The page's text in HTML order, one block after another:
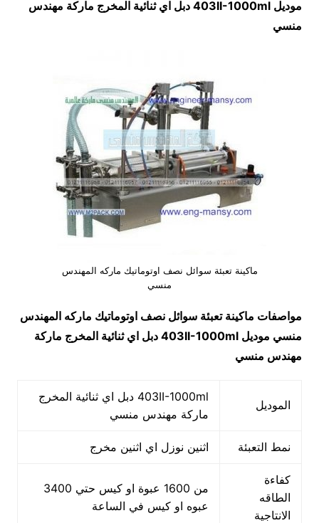
موديل 403II-1000mlدبل اي ثنائية المخرج ماركة مهندس
منسي
ماكينة تعبئة سوائل نصف اوتوماتيك ماركه المهندس
منسي
مواصفات ماكينة تعبئة سوائل نصف اوتوماتيك ماركه المهندس
منسي موديل 403II-1000mlدبل اي ثنائية المخرج ماركة
مهندس منسي
الموديل
403II-1000ml دبل اي ثنائية المخرج
ماركة مهندس منسي
نمط التعبئة اثنين نوزل اي اثنين مخرج
كفاءة
الطاقه
الانتاجية
من 1600 عبوة او كيس حتي 3400
عبوه او كيس في الساعة